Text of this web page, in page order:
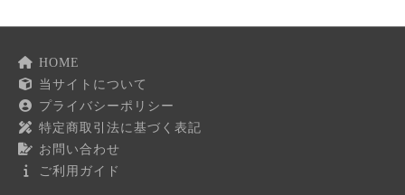
HOME
当サイトについて
プライバシーポリシー
特定商取引法に基づく表記
お問い合わせ
ご利用ガイド